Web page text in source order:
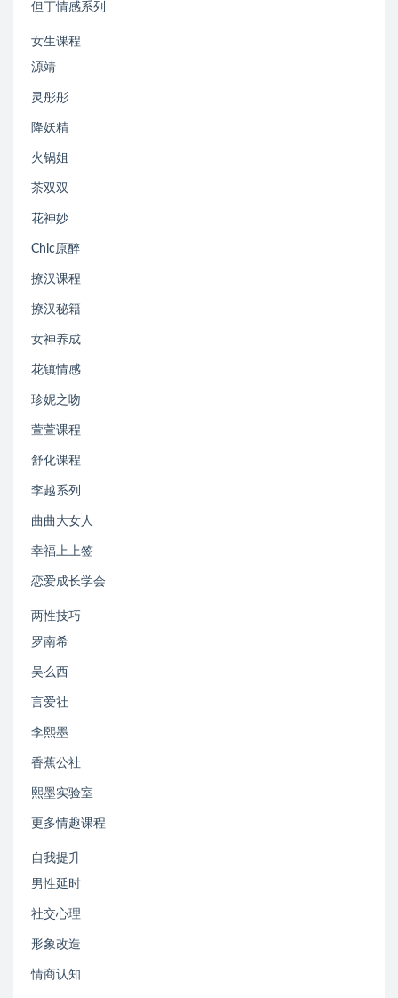
但丁情感系列
女生课程
源靖
灵彤彤
降妖精
火锅姐
茶双双
花神妙
Chic原醉
撩汉课程
撩汉秘籍
女神养成
花镇情感
珍妮之吻
萱萱课程
舒化课程
李越系列
曲曲大女人
幸福上上签
恋爱成长学会
两性技巧
罗南希
吴么西
言爱社
李熙墨
香蕉公社
熙墨实验室
更多情趣课程
自我提升
男性延时
社交心理
形象改造
情商认知